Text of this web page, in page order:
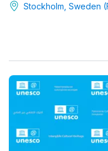
Stockholm, Sweden